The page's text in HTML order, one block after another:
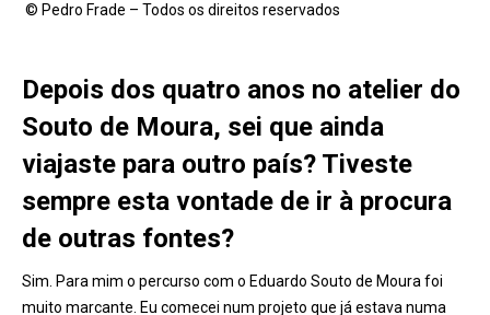
© Pedro Frade – Todos os direitos reservados
Depois dos quatro anos no atelier do
Souto de Moura, sei que ainda
viajaste para outro país? Tiveste
sempre esta vontade de ir à procura
de outras fontes?
Sim. Para mim o percurso com o Eduardo Souto de Moura foi
muito marcante. Eu comecei num projeto que já estava numa